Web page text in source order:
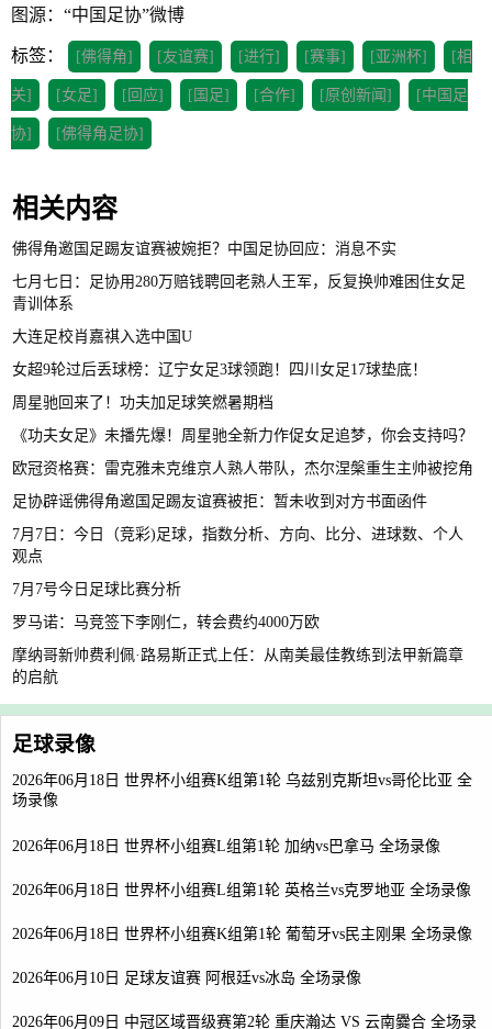
图源：“中国足协”微博
标签： [佛得角] [友谊赛] [进行] [赛事] [亚洲杯] [相
关] [女足] [回应] [国足] [合作] [原创新闻] [中国足
协] [佛得角足协]
相关内容
佛得角邀国足踢友谊赛被婉拒？中国足协回应：消息不实
七月七日：足协用280万赔钱聘回老熟人王军，反复换帅难困住女足
青训体系
大连足校肖嘉祺入选中国U
女超9轮过后丢球榜：辽宁女足3球领跑！四川女足17球垫底！
周星驰回来了！功夫加足球笑燃暑期档
《功夫女足》未播先爆！周星驰全新力作促女足追梦，你会支持吗？
欧冠资格赛：雷克雅未克维京人熟人带队，杰尔涅槃重生主帅被挖角
足协辟谣佛得角邀国足踢友谊赛被拒：暂未收到对方书面函件
7月7日：今日（竞彩)足球，指数分析、方向、比分、进球数、个人
观点
7月7号今日足球比赛分析
罗马诺：马竞签下李刚仁，转会费约4000万欧
摩纳哥新帅费利佩·路易斯正式上任：从南美最佳教练到法甲新篇章
的启航
足球录像
2026年06月18日 世界杯小组赛K组第1轮 乌兹别克斯坦vs哥伦比亚 全
场录像
2026年06月18日 世界杯小组赛L组第1轮 加纳vs巴拿马 全场录像
2026年06月18日 世界杯小组赛L组第1轮 英格兰vs克罗地亚 全场录像
2026年06月18日 世界杯小组赛K组第1轮 葡萄牙vs民主刚果 全场录像
2026年06月10日 足球友谊赛 阿根廷vs冰岛 全场录像
2026年06月09日 中冠区域晋级赛第2轮 重庆瀚达 VS 云南爨合 全场录